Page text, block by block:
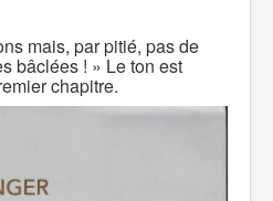
mais, par pitié, pas de
bâclées ! » Le ton est
chapitre.